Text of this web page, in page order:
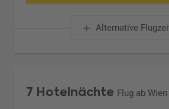
Alternative
7 Hotelnächte Flug ab